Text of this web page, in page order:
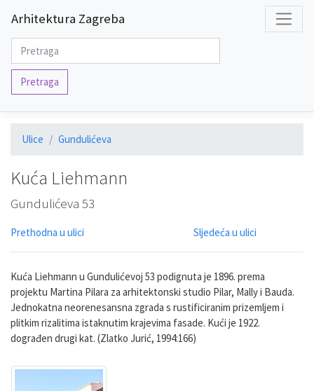
Arhitektura Zagreba
Pretraga
Ulice Gundulićeva
Kuća Liehmann
Gundulićeva 53
Prethodna u ulici Sljedeća u ulici
Kuća Liehmann u Gundulićevoj 53 podignuta je 1896. prema
projektu Martina Pilara za arhitektonski studio Pilar, Mally i Bauda.
Jednokatna neorenesansna zgrada s rustificiranim prizemljem i
plitkim rizalitima istaknutim krajevima fasade. Kući je 1922.
dograđen drugi kat. (Zlatko Jurić, 1994:166)